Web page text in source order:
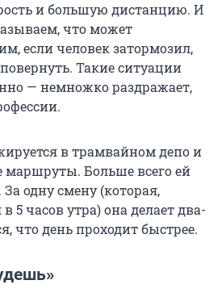
и большую дистанцию. И
что может
если человек затормозил,
повернуть. Такие ситуации
— немножко раздражает,
в трамвайном депо и
маршруты. Больше всего ей
одну смену (которая,
5 часов утра) она делает два-
что день проходит быстрее.